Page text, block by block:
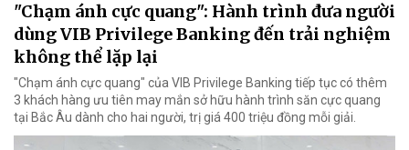
"Chạm ánh cực quang": Hành trình đưa người
dùng VIB Privilege Banking đến trải nghiệm
không thể lặp lại
"Chạm ánh cực quang" của VIB Privilege Banking tiếp tục có thêm
3 khách hàng ưu tiên may mắn sở hữu hành trình săn cực quang
tại Bắc Âu dành cho hai người, trị giá 400 triệu đồng mỗi giải.